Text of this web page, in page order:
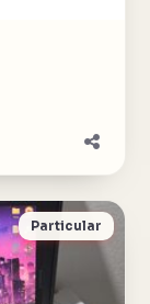
Particular